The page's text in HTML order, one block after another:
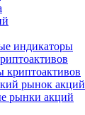
индикаторы
криптоактивов
рынок акций
рынки акций